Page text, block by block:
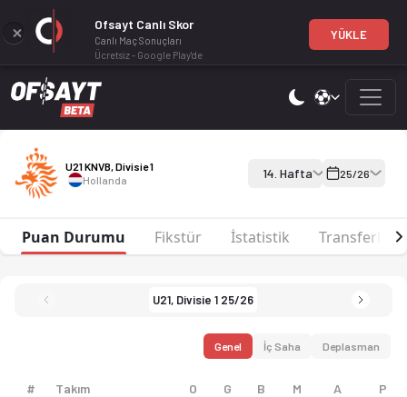
U21 KNVB, Divisie 1 25-26 sezonu puan durumu, haftalık
U21 KNVB, Divisie 1 25-26
U21 KNVB, Divisie 1
Hollanda
14. Hafta 25/26
Puan Durumu Fikstür İstatistik Transferler
U21, Divisie 1 25/26
Genel İç Saha Deplasman
# Takım O G B M A P
Ofsayt Canlı Skor
Canlı Maç Sonuçları
Ücretsiz - Google Play'de
YÜKLE